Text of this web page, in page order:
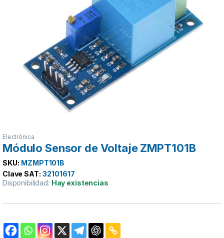
Electrónica
Módulo Sensor de Voltaje ZMPT101B
SKU: MZMPT101B
Clave SAT: 32101617
Disponibilidad: Hay existencias